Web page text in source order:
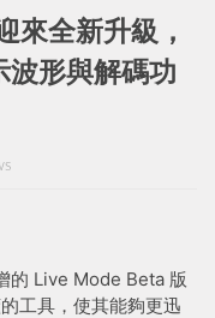
來全新升級，
形與解碼功
的 Live Mode Beta 版
工具，使其能夠更迅